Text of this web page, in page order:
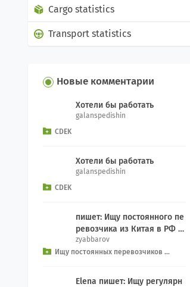
Cargo statistics
Transport statistics
Новые комментарии
Хотели бы работать
galanspedishin
CDEK
Хотели бы работать
galanspedishin
CDEK
пишет: Ищу постоянного пе
ревозчика из Китая в РФ д
ля еженедельного Добрый
день, как связ...
zyabbarov
Ищу постоянных перевозчиков ...
Elena пишет: Ищу регулярн